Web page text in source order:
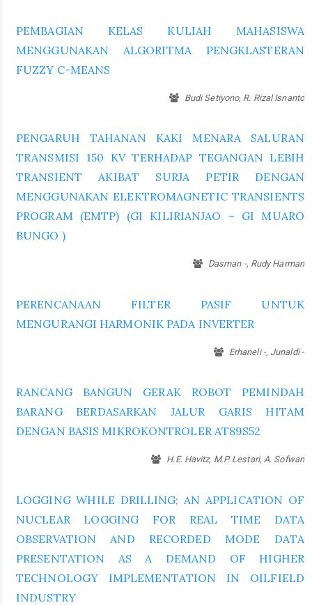
PEMBAGIAN KELAS KULIAH MAHASISWA
MENGGUNAKAN ALGORITMA PENGKLASTERAN
FUZZY C-MEANS
Budi Setiyono, R. Rizal Isnanto
PENGARUH TAHANAN KAKI MENARA SALURAN
TRANSMISI 150 KV TERHADAP TEGANGAN LEBIH
TRANSIENT AKIBAT SURJA PETIR DENGAN
MENGGUNAKAN ELEKTROMAGNETIC TRANSIENTS
PROGRAM (EMTP) (GI KILIRIANJAO – GI MUARO
BUNGO )
Dasman -, Rudy Harman
PERENCANAAN FILTER PASIF UNTUK
MENGURANGI HARMONIK PADA INVERTER
Erhaneli -, Junaldi -
RANCANG BANGUN GERAK ROBOT PEMINDAH
BARANG BERDASARKAN JALUR GARIS HITAM
DENGAN BASIS MIKROKONTROLER AT89S52
H.E. Havitz, M.P. Lestari, A. Sofwan
LOGGING WHILE DRILLING; AN APPLICATION OF
NUCLEAR LOGGING FOR REAL TIME DATA
OBSERVATION AND RECORDED MODE DATA
PRESENTATION AS A DEMAND OF HIGHER
TECHNOLOGY IMPLEMENTATION IN OILFIELD
INDUSTRY